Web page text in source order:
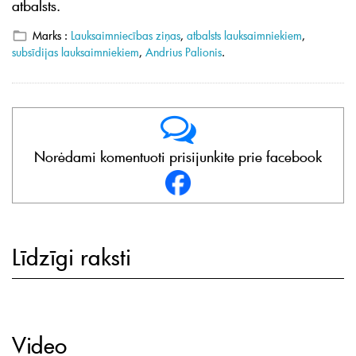
atbalsts.
Marks : Lauksaimniecības ziņas, atbalsts lauksaimniekiem,
subsīdijas lauksaimniekiem, Andrius Palionis.
Norėdami komentuoti prisijunkite prie facebook
Līdzīgi raksti
Video